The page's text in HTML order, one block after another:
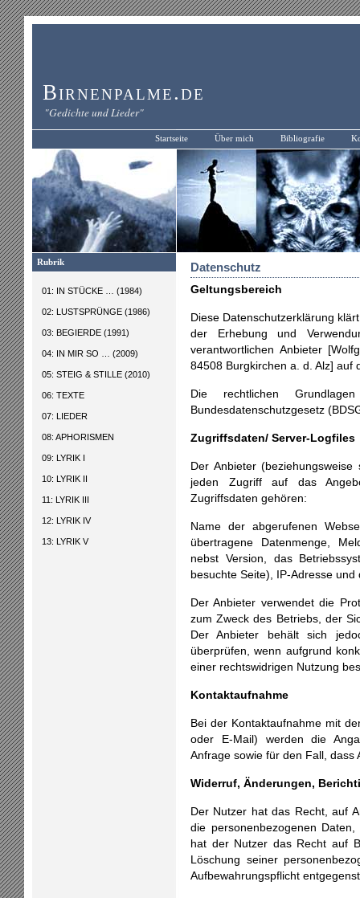
Birnenpalme.de
"Gedichte und Lieder"
Startseite Über mich Bibliografie
Rubrik
01: IN STÜCKE … (1984)
02: LUSTSPRÜNGE (1986)
03: BEGIERDE (1991)
04: IN MIR SO … (2009)
05: STEIG & STILLE (2010)
06: TEXTE
07: LIEDER
08: APHORISMEN
09: LYRIK I
10: LYRIK II
11: LYRIK III
12: LYRIK IV
13: LYRIK V
Datenschutz
Geltungsbereich
Diese Datenschutzerklärung
der Erhebung und
verantwortlichen Anbieter
84508 Burgkirchen a. d. Alz] auf
Die rechtlichen
Bundesdatenschutzgesetz
Zugriffsdaten/ Server-Logfiles
Der Anbieter
jeden Zugriff auf das
Zugriffsdaten gehören:
Name der abgerufenen
übertragene Datenmenge,
nebst Version, das
besuchte Seite), IP-Adresse
Der Anbieter verwendet die
zum Zweck des Betriebs, der
Der Anbieter behält sich
überprüfen, wenn aufgrund
einer rechtswidrigen Nutzung
Kontaktaufnahme
Bei der Kontaktaufnahme mit
oder E-Mail) werden die
Anfrage sowie für den Fall, dass
Widerruf, Änderungen,
Der Nutzer hat das Recht, auf
die personenbezogenen
hat der Nutzer das Recht auf
Löschung seiner
Aufbewahrungspflicht